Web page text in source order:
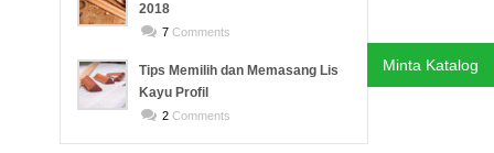
2018
7Comments
Tips Memilih dan Memasang Lis
Kayu Profil
2Comments
Minta Katalog